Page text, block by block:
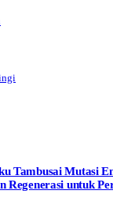
Tambusai Mutasi
Regenerasi untuk